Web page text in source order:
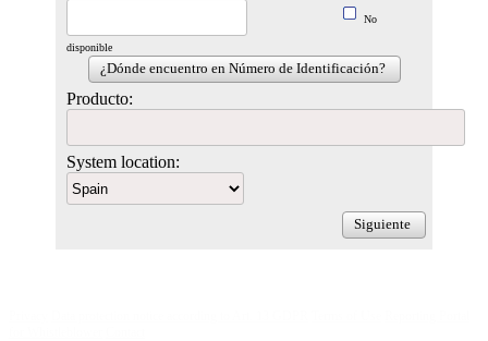
No
disponible
¿Dónde encuentro en Número de Identificación?
Producto:
System location:
Siguiente